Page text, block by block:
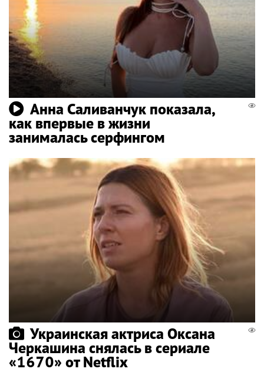
Анна Саливанчук показала,
как впервые в жизни
занималась серфингом
Украинская актриса Оксана
Черкашина снялась в сериале
«1670» от Netflix